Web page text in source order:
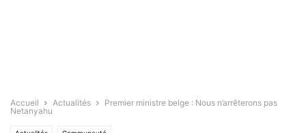
Accueil Actualités
Premier ministre belge : Nous n’arrêterons pas
Netanyahu